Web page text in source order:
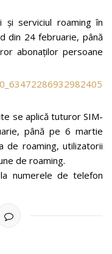
și serviciul roaming în
din 24 februarie, până
abonaților persoane
se aplică tuturor SIM-
până pe 6 martie
de roaming, utilizatorii
de roaming.
numerele de telefon